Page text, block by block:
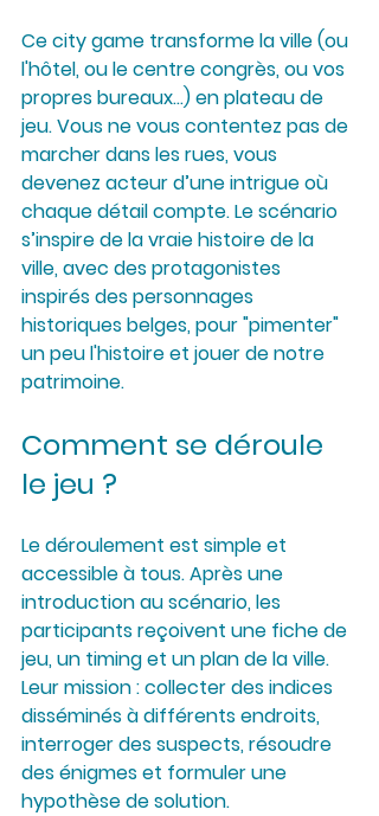
Ce city game transforme la ville (ou
l'hôtel, ou le centre congrès, ou vos
propres bureaux...) en plateau de
jeu. Vous ne vous contentez pas de
marcher dans les rues, vous
devenez acteur d’une intrigue où
chaque détail compte. Le scénario
s’inspire de la vraie histoire de la
ville, avec des protagonistes
inspirés des personnages
historiques belges, pour "pimenter"
un peu l'histoire et jouer de notre
patrimoine.
Comment se déroule
le jeu ?
Le déroulement est simple et
accessible à tous. Après une
introduction au scénario, les
participants reçoivent une fiche de
jeu, un timing et un plan de la ville.
Leur mission : collecter des indices
disséminés à différents endroits,
interroger des suspects, résoudre
des énigmes et formuler une
hypothèse de solution.